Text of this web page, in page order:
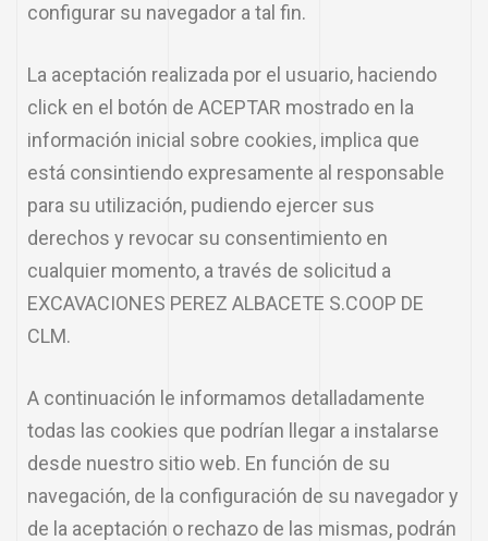
configurar su navegador a tal fin.
La aceptación realizada por el usuario, haciendo
click en el botón de ACEPTAR mostrado en la
información inicial sobre cookies, implica que
está consintiendo expresamente al responsable
para su utilización, pudiendo ejercer sus
derechos y revocar su consentimiento en
cualquier momento, a través de solicitud a
EXCAVACIONES PEREZ ALBACETE S.COOP DE
CLM.
A continuación le informamos detalladamente
todas las cookies que podrían llegar a instalarse
desde nuestro sitio web. En función de su
navegación, de la configuración de su navegador y
de la aceptación o rechazo de las mismas, podrán